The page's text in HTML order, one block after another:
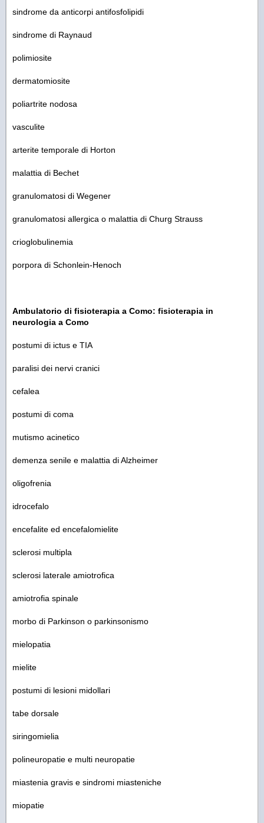
sindrome da anticorpi antifosfolipidi
sindrome di Raynaud
polimiosite
dermatomiosite
poliartrite nodosa
vasculite
arterite temporale di Horton
malattia di Bechet
granulomatosi di Wegener
granulomatosi allergica o malattia di Churg Strauss
crioglobulinemia
porpora di Schonlein-Henoch
Ambulatorio di fisioterapia a Como: fisioterapia in
neurologia a Como
postumi di ictus e TIA
paralisi dei nervi cranici
cefalea
postumi di coma
mutismo acinetico
demenza senile e malattia di Alzheimer
oligofrenia
idrocefalo
encefalite ed encefalomielite
sclerosi multipla
sclerosi laterale amiotrofica
amiotrofia spinale
morbo di Parkinson o parkinsonismo
mielopatia
mielite
postumi di lesioni midollari
tabe dorsale
siringomielia
polineuropatie e multi neuropatie
miastenia gravis e sindromi miasteniche
miopatie